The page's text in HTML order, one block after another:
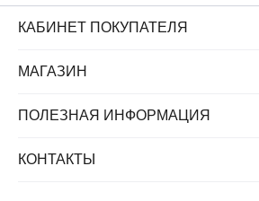
КАБИНЕТ ПОКУПАТЕЛЯ
МАГАЗИН
ПОЛЕЗНАЯ ИНФОРМАЦИЯ
КОНТАКТЫ